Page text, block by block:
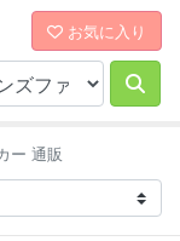
お気に入り
ー 通販